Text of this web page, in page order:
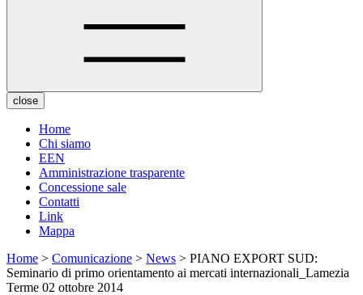
close
Home
Chi siamo
EEN
Amministrazione trasparente
Concessione sale
Contatti
Link
Mappa
Home > Comunicazione > News > PIANO EXPORT SUD:
Seminario di primo orientamento ai mercati internazionali_Lamezia
Terme 02 ottobre 2014